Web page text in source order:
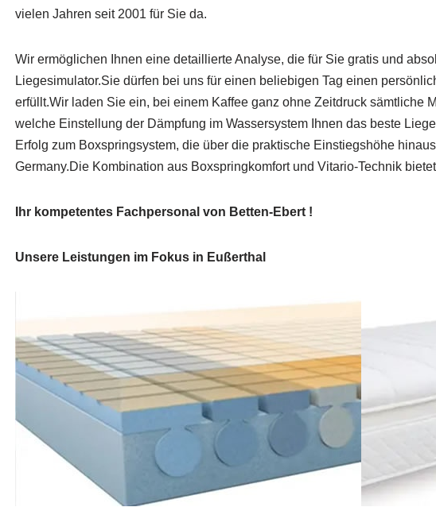
vielen Jahren seit 2001 für Sie da.
Wir ermöglichen Ihnen eine detaillierte Analyse, die für Sie gratis und
Liegesimulator.Sie dürfen bei uns für einen beliebigen Tag einen
erfüllt.Wir laden Sie ein, bei einem Kaffee ganz ohne Zeitdruck
welche Einstellung der Dämpfung im Wassersystem Ihnen das beste
Erfolg zum Boxspringsystem, die über die praktische Einstiegshöhe
Germany.Die Kombination aus Boxspringkomfort und Vitario-Technik
Ihr kompetentes Fachpersonal von Betten-Ebert !
Unsere Leistungen im Fokus in Eußerthal